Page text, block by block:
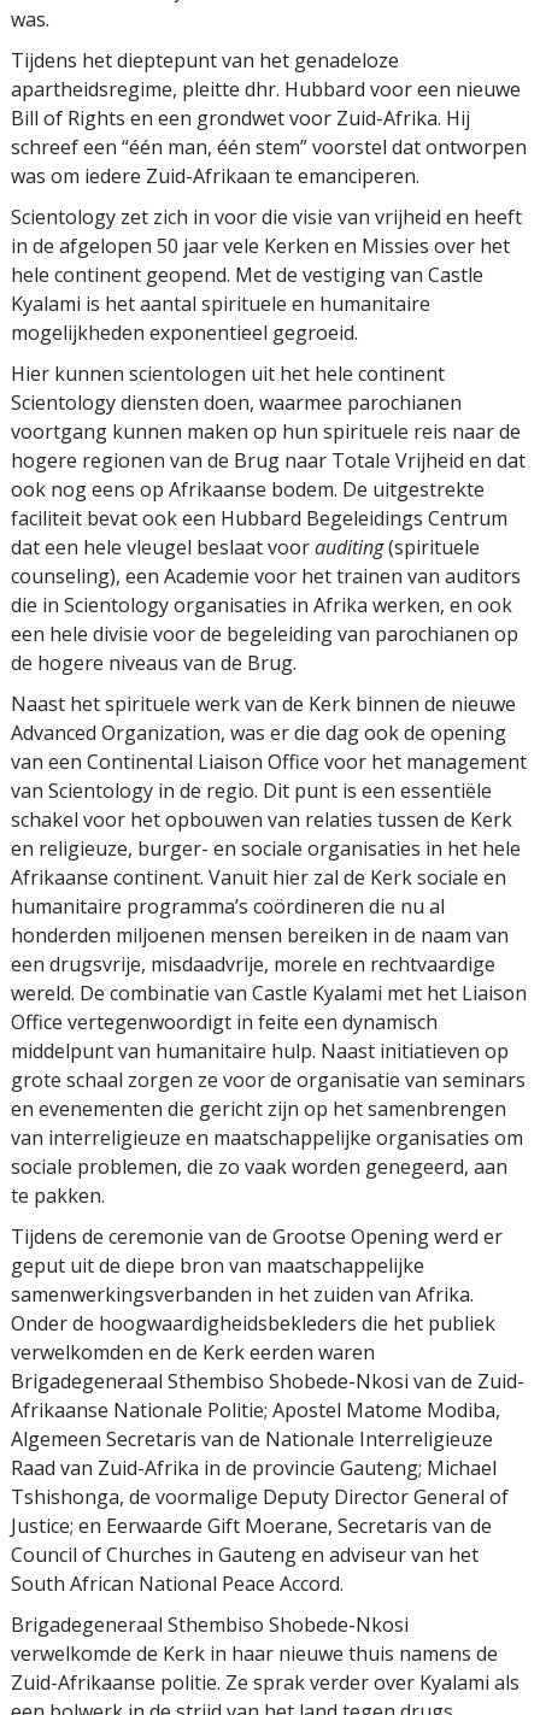
was.
Tijdens het dieptepunt van het genadeloze
apartheidsregime, pleitte dhr. Hubbard voor een nieuwe
Bill of Rights en een grondwet voor Zuid-Afrika. Hij
schreef een “één man, één stem” voorstel dat ontworpen
was om iedere Zuid-Afrikaan te emanciperen.
Scientology zet zich in voor die visie van vrijheid en heeft
in de afgelopen 50 jaar vele Kerken en Missies over het
hele continent geopend. Met de vestiging van Castle
Kyalami is het aantal spirituele en humanitaire
mogelijkheden exponentieel gegroeid.
Hier kunnen scientologen uit het hele continent
Scientology diensten doen, waarmee parochianen
voortgang kunnen maken op hun spirituele reis naar de
hogere regionen van de Brug naar Totale Vrijheid en dat
ook nog eens op Afrikaanse bodem. De uitgestrekte
faciliteit bevat ook een Hubbard Begeleidings Centrum
dat een hele vleugel beslaat voorauditing(spirituele
counseling), een Academie voor het trainen van auditors
die in Scientology organisaties in Afrika werken, en ook
een hele divisie voor de begeleiding van parochianen op
de hogere niveaus van de Brug.
Naast het spirituele werk van de Kerk binnen de nieuwe
Advanced Organization, was er die dag ook de opening
van een Continental Liaison Office voor het management
van Scientology in de regio. Dit punt is een essentiële
schakel voor het opbouwen van relaties tussen de Kerk
en religieuze, burger- en sociale organisaties in het hele
Afrikaanse continent. Vanuit hier zal de Kerk sociale en
humanitaire programma’s coördineren die nu al
honderden miljoenen mensen bereiken in de naam van
een drugsvrije, misdaadvrije, morele en rechtvaardige
wereld. De combinatie van Castle Kyalami met het Liaison
Office vertegenwoordigt in feite een dynamisch
middelpunt van humanitaire hulp. Naast initiatieven op
grote schaal zorgen ze voor de organisatie van seminars
en evenementen die gericht zijn op het samenbrengen
van interreligieuze en maatschappelijke organisaties om
sociale problemen, die zo vaak worden genegeerd, aan
te pakken.
Tijdens de ceremonie van de Grootse Opening werd er
geput uit de diepe bron van maatschappelijke
samenwerkingsverbanden in het zuiden van Afrika.
Onder de hoogwaardigheidsbekleders die het publiek
verwelkomden en de Kerk eerden waren
Brigadegeneraal Sthembiso Shobede-Nkosi van de Zuid-
Afrikaanse Nationale Politie; Apostel Matome Modiba,
Algemeen Secretaris van de Nationale Interreligieuze
Raad van Zuid-Afrika in de provincie Gauteng; Michael
Tshishonga, de voormalige Deputy Director General of
Justice; en Eerwaarde Gift Moerane, Secretaris van de
Council of Churches in Gauteng en adviseur van het
South African National Peace Accord.
Brigadegeneraal Sthembiso Shobede-Nkosi
verwelkomde de Kerk in haar nieuwe thuis namens de
Zuid-Afrikaanse politie. Ze sprak verder over Kyalami als